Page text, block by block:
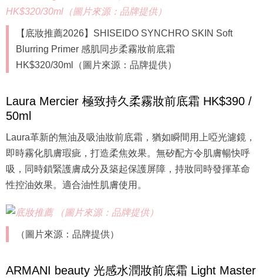
【底妝推薦2026】SHISEIDO SYNCHRO SKIN Soft
Blurring Primer 感肌同步柔霧妝前底霜
HK$320/30ml（圖片來源：品牌提供）
Laura Mercier 極致持久柔霧妝前底霜 HK$390 /
50ml
Laura革新的無油及吸油妝前底霜，猶如瞬間用上啞光濾鏡，
即時霧化肌膚瑕疵，打造柔焦效果。無矽配方令肌膚暢快呼
吸，同時鎖緊護膚成分及築起保護屏障，持妝同時發揮革命
性控油效果。適合油性肌膚使用。
（圖片來源：品牌提供）
ARMANI beauty 光感水潤妝前底霜 Light Master